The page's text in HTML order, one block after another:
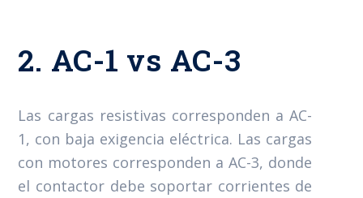
2. AC-1 vs AC-3
Las cargas resistivas corresponden a AC-
1, con baja exigencia eléctrica. Las cargas
con motores corresponden a AC-3, donde
el contactor debe soportar corrientes de